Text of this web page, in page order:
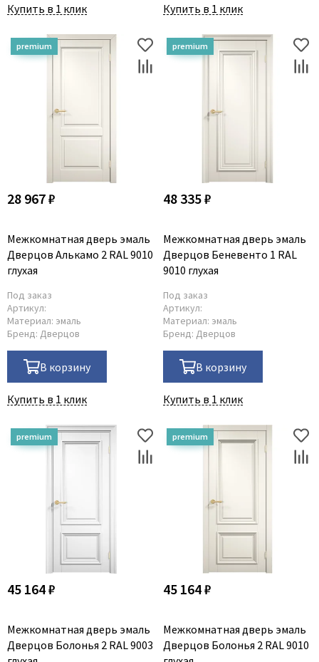
Купить в 1 клик Купить в 1 клик
28 967 ₽
Межкомнатная дверь эмаль
Дверцов Алькамо 2 RAL 9010
глухая
Под заказ
Артикул:
Материал: эмаль
Бренд: Дверцов
В корзину
Купить в 1 клик
48 335 ₽
Межкомнатная дверь эмаль
Дверцов Беневенто 1 RAL
9010 глухая
Под заказ
Артикул:
Материал: эмаль
Бренд: Дверцов
В корзину
Купить в 1 клик
45 164 ₽
Межкомнатная дверь эмаль
Дверцов Болонья 2 RAL 9003
45 164 ₽
Межкомнатная дверь эмаль
Дверцов Болонья 2 RAL 9010